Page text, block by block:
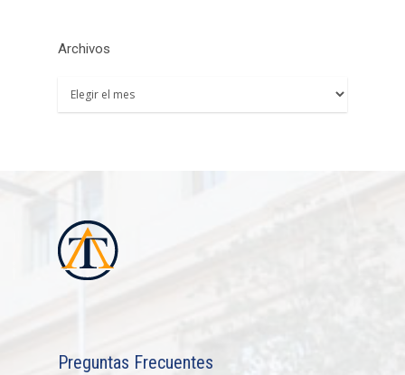
Archivos
Archivos
Preguntas Frecuentes